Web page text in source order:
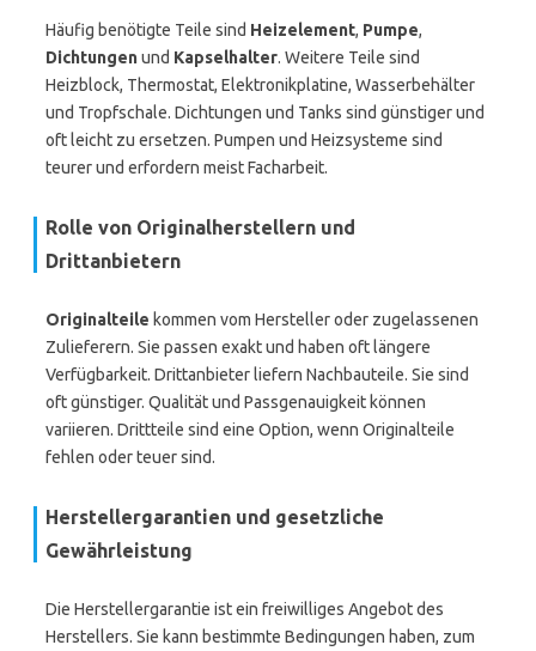
Häufig benötigte Teile sind Heizelement, Pumpe,
Dichtungenund Kapselhalter. Weitere Teile sind
Heizblock, Thermostat, Elektronikplatine, Wasserbehälter
und Tropfschale. Dichtungen und Tanks sind günstiger und
oft leicht zu ersetzen. Pumpen und Heizsysteme sind
teurer und erfordern meist Facharbeit.
Rolle von Originalherstellern und
Drittanbietern
Originalteile kommen vom Hersteller oder zugelassenen
Zulieferern. Sie passen exakt und haben oft längere
Verfügbarkeit. Drittanbieter liefern Nachbauteile. Sie sind
oft günstiger. Qualität und Passgenauigkeit können
variieren. Drittteile sind eine Option, wenn Originalteile
fehlen oder teuer sind.
Herstellergarantien und gesetzliche
Gewährleistung
Die Herstellergarantie ist ein freiwilliges Angebot des
Herstellers. Sie kann bestimmte Bedingungen haben, zum